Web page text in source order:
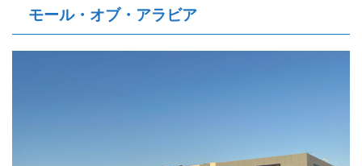
モール・オブ・アラビア